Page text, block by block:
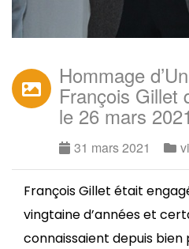
Hommage
François Gillet
le 26 mars
31 mars 2021
François Gillet était
vingtaine d’années et
connaissaient depuis bien